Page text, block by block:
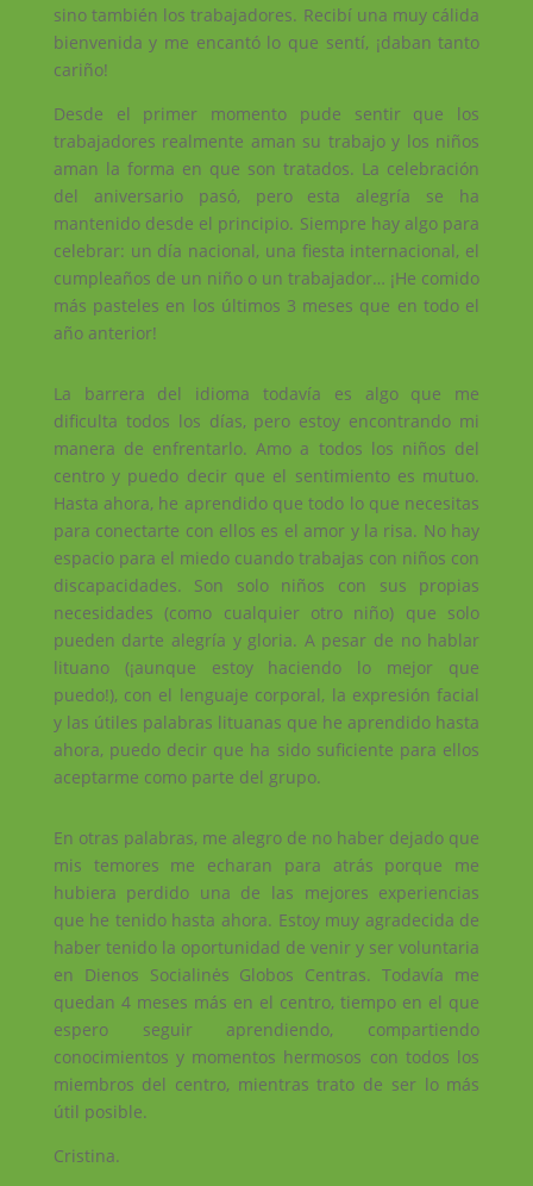
sino también los trabajadores. Recibí una muy cálida
bienvenida y me encantó lo que sentí, ¡daban tanto
cariño!
Desde el primer momento pude sentir que los
trabajadores realmente aman su trabajo y los niños
aman la forma en que son tratados. La celebración
del aniversario pasó, pero esta alegría se ha
mantenido desde el principio. Siempre hay algo para
celebrar: un día nacional, una fiesta internacional, el
cumpleaños de un niño o un trabajador… ¡He comido
más pasteles en los últimos 3 meses que en todo el
año anterior!
La barrera del idioma todavía es algo que me
dificulta todos los días, pero estoy encontrando mi
manera de enfrentarlo. Amo a todos los niños del
centro y puedo decir que el sentimiento es mutuo.
Hasta ahora, he aprendido que todo lo que necesitas
para conectarte con ellos es el amor y la risa. No hay
espacio para el miedo cuando trabajas con niños con
discapacidades. Son solo niños con sus propias
necesidades (como cualquier otro niño) que solo
pueden darte alegría y gloria. A pesar de no hablar
lituano (¡aunque estoy haciendo lo mejor que
puedo!), con el lenguaje corporal, la expresión facial
y las útiles palabras lituanas que he aprendido hasta
ahora, puedo decir que ha sido suficiente para ellos
aceptarme como parte del grupo.
En otras palabras, me alegro de no haber dejado que
mis temores me echaran para atrás porque me
hubiera perdido una de las mejores experiencias
que he tenido hasta ahora. Estoy muy agradecida de
haber tenido la oportunidad de venir y ser voluntaria
en Dienos Socialinės Globos Centras. Todavía me
quedan 4 meses más en el centro, tiempo en el que
espero seguir aprendiendo, compartiendo
conocimientos y momentos hermosos con todos los
miembros del centro, mientras trato de ser lo más
útil posible.
Cristina.